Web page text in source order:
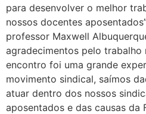
para desenvolver o melhor
nossos docentes
professor Maxwell
agradecimentos pelo trabalho
encontro foi uma grande
movimento sindical, saímos
atuar dentro dos nossos
aposentados e das causas da